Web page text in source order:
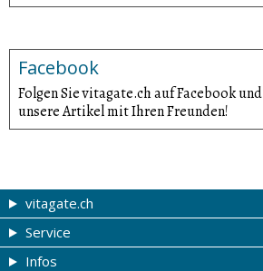
Facebook
Folgen Sie vitagate.ch auf Facebook
unsere Artikel mit Ihren Freunden!
vitagate.ch
Gesund & schön
Themen von A-Z
Service
Gutscheine
Infos